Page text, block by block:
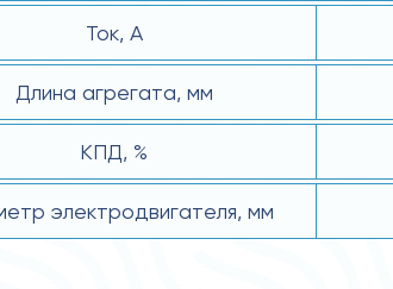
Ток, А
Длина агрегата, мм
КПД, %
электродвигателя, мм